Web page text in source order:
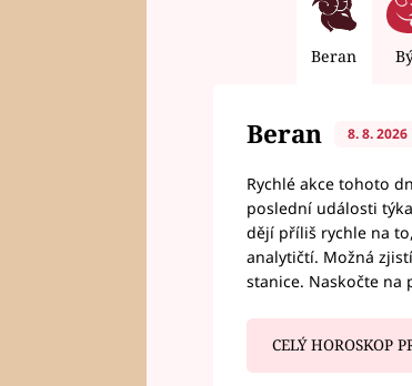
Beran
Beran 8. 8. 2026
Rychlé akce tohoto
poslední události
dějí příliš rychle na
analytičtí. Možná
stanice. Naskočte na
CELÝ HOROSKOP